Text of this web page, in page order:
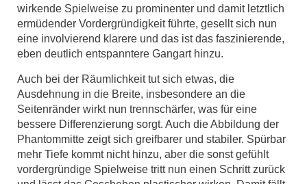
wirkende Spielweise zu prominenter und damit letztlich
ermüdender Vordergründigkeit führte, gesellt sich nun
eine involvierend klarere und das ist das faszinierende,
eben deutlich entspanntere Gangart hinzu.
Auch bei der Räumlichkeit tut sich etwas, die
Ausdehnung in die Breite, insbesondere an die
Seitenränder wirkt nun trennschärfer, was für eine
bessere Differenzierung sorgt. Auch die Abbildung der
Phantommitte zeigt sich greifbarer und stabiler. Spürbar
mehr Tiefe kommt nicht hinzu, aber die sonst gefühlt
vordergründige Spielweise tritt nun einen Schritt zurück